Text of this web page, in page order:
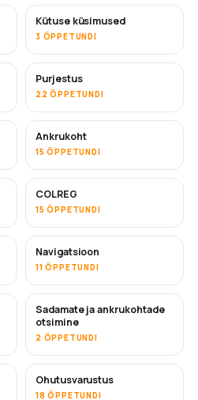
Kütuse küsimused
3 ÕPPETUNDI
Purjestus
22 ÕPPETUNDI
Ankrukoht
15 ÕPPETUNDI
COLREG
15 ÕPPETUNDI
Navigatsioon
11 ÕPPETUNDI
Sadamate ja ankrukohtade
otsimine
2 ÕPPETUNDI
Ohutusvarustus
18 ÕPPETUNDI